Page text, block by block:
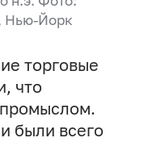
Нью-Йорк
торговые
что
были всего